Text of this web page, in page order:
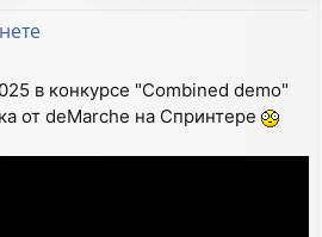
в конкурсе "Combined demo"
от deMarche на Спринтере